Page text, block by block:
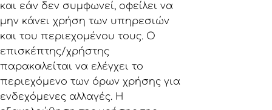
και εάν δεν συμφωνεί, οφείλει να
μην κάνει χρήση των υπηρεσιών
και του περιεχομένου τους. Ο
επισκέπτης/χρήστης
παρακαλείται να ελέγχει το
περιεχόμενο των όρων χρήσης για
ενδεχόμενες αλλαγές. Η